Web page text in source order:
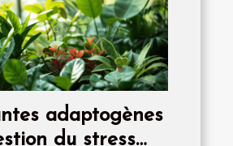
adaptogènes
du stress